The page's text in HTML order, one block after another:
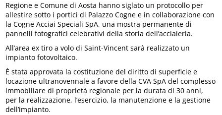
Regione e Comune di Aosta hanno siglato un protocollo per
allestire sotto i portici di Palazzo Cogne e in collaborazione con
la Cogne Acciai Speciali SpA, una mostra permanente di
pannelli fotografici celebrativi della storia dell’acciaieria.
All’area ex tiro a volo di Saint-Vincent sarà realizzato un
impianto fotovoltaico.
È stata approvata la costituzione del diritto di superficie e
locazione ultranovennale a favore della CVA SpA del complesso
immobiliare di proprietà regionale per la durata di 30 anni,
per la realizzazione, l’esercizio, la manutenzione e la gestione
dell’impianto.